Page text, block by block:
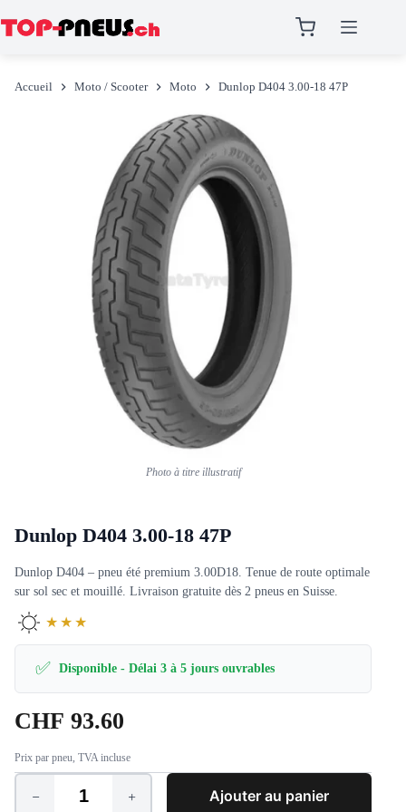
contenu
Accueil Moto / Scooter Moto Dunlop D404 3.00-18 47P
Photo à titre illustratif
Dunlop D404 3.00-18 47P
Dunlop D404 – pneu été premium 3.00D18. Tenue de route optimale
sur sol sec et mouillé. Livraison gratuite dès 2 pneus en Suisse.
★★★
✅ Disponible - Délai 3 à 5 jours ouvrables
CHF 93.60
Prix par pneu, TVA incluse
quantité
Ajouter au panier